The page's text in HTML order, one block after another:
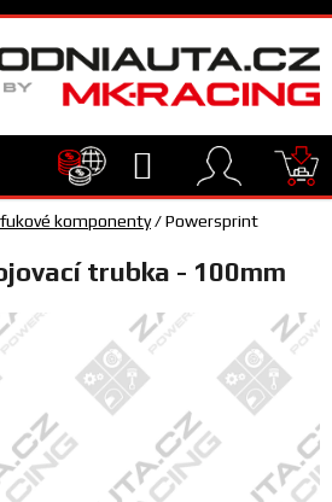
Hledat
komponenty/Powersprint
trubka - 100mm